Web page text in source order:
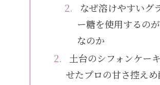
なぜ溶けやすいグ
ー糖を使用するの
なのか
土台のシフォンケー
せたプロの甘さ控え